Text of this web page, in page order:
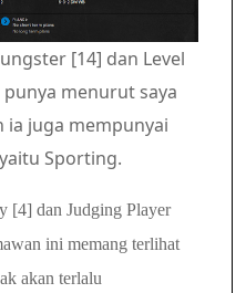
[14] dan Level
menurut saya
ia juga mempunyai
Sporting.
[4] dan Judging Player
ini memang terlihat
akan terlalu